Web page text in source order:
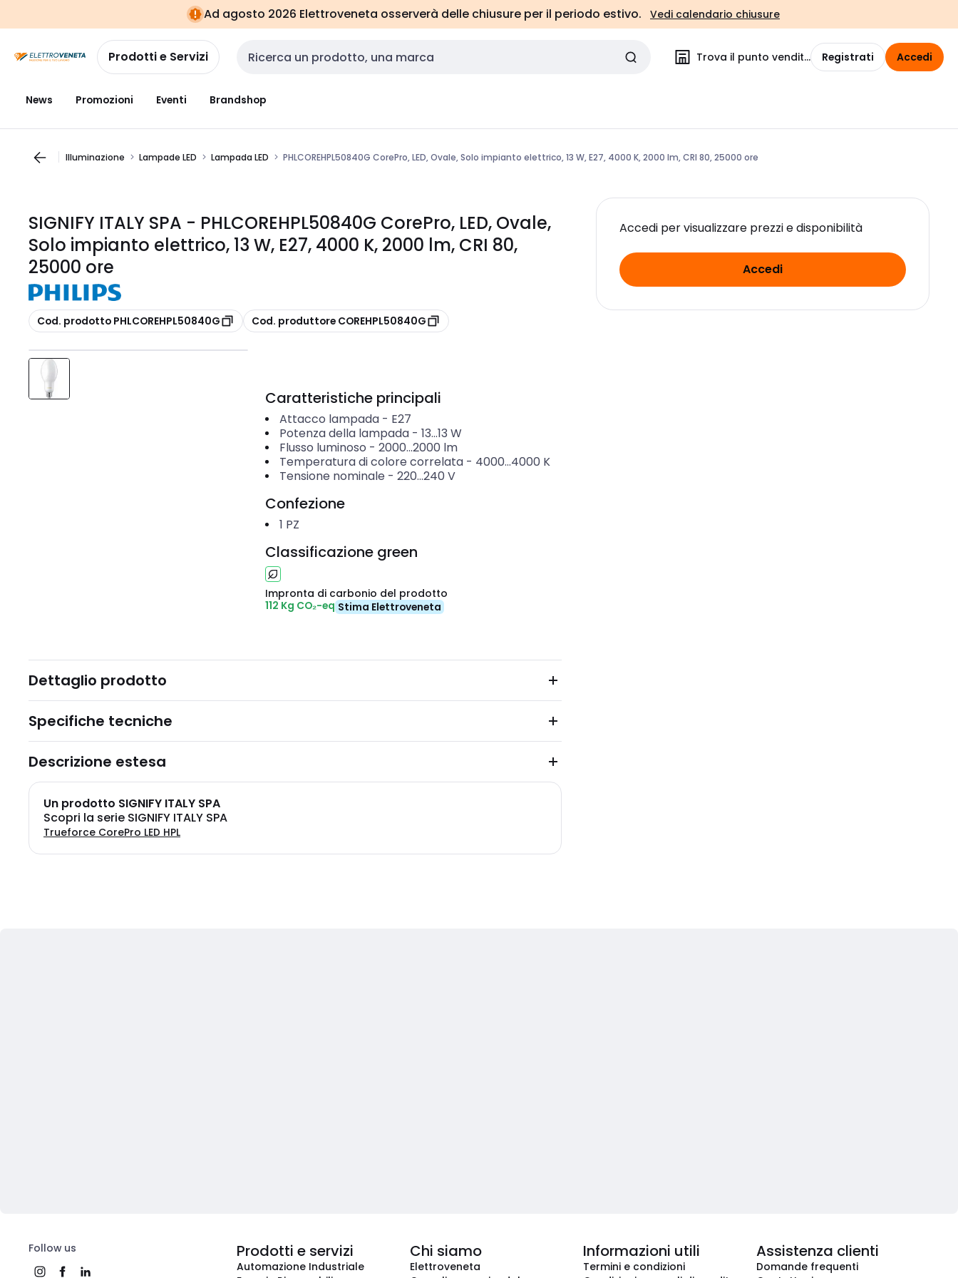
navigazionealla
pagina
Ad agosto 2026 Elettroveneta osserverà delle chiusure per il periodo estivo. Vedi calendario chiusure
Prodotti e Servizi Cerca input Trova il punto vendita Registrati Accedi
News Promozioni Eventi Brandshop
Illuminazione Lampade LED Lampada LED PHLCOREHPL50840G CorePro, LED, Ovale, Solo impianto elettrico, 13 W, E27, 4000 K, 2000 lm, CRI 80, 25000 ore
SIGNIFY ITALY SPA - PHLCOREHPL50840G CorePro, LED, Ovale,
Solo impianto elettrico, 13 W, E27, 4000 K, 2000 lm, CRI 80,
25000 ore
copia
Cod. prodotto PHLCOREHPL50840G copia
Cod. produttore COREHPL50840G
Accedi per visualizzare prezzi e disponibilità
Accedi
Caratteristiche principali
Attacco lampada- E27
Potenza della lampada- 13...13 W
Flusso luminoso - 2000...2000 lm
Temperatura di colore correlata- 4000...4000 K
Tensione nominale - 220...240 V
Confezione
1 PZ
Classificazione green
Impronta di carbonio del prodotto
112 Kg CO₂-eq Stima Elettroveneta
Dettaglio prodotto
Specifiche tecniche
Descrizione estesa
Un prodotto SIGNIFY ITALY SPA
Scopri la serie SIGNIFY ITALY SPA
Trueforce CorePro LED HPL
Follow us Prodotti e servizi
Automazione Industriale
Chi siamo
Elettroveneta
Informazioni utili
Termini e condizioni
Assistenza clienti
Domande frequenti